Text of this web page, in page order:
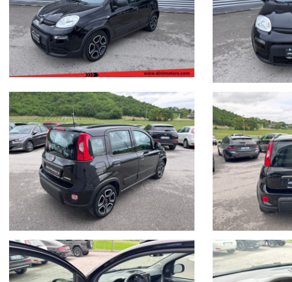
Ritiriamo o acquistiamo il tuo usato, per richiesta valutazione
difetti/lavori da eseguire.
Possibilità di pagamento con finanziamento o leasing in comode rate
Formule finanziarie anche con maxirata o restituzione dopo 2/3/4 anni.
Per gli interessati è gradito contatto telefonico allo 0722810139.
Ci puoi trovare a Sant'Angelo in Vado (PU) presso la nuova sede in Voc.
Siamo facilmente raggiungibili in pullman dalla stazione di Pesaro o
I dettagli dei veicoli inseriti negli annunci dal sistema automatico o dal
dell'acquisto, vi invitiamo a verificare in sede di persona sia la
Buon acquisto!